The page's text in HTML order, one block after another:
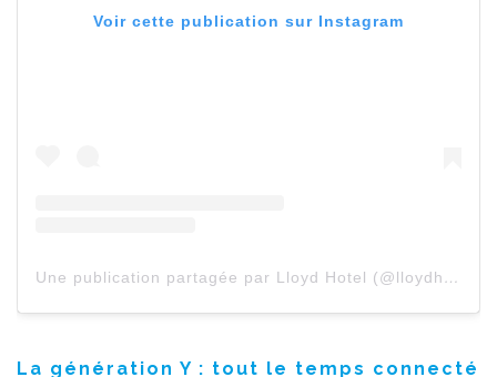
Voir cette publication sur Instagram
Une publication partagée par Lloyd Hotel (@lloydhotel)
La génération Y : tout le temps connecté